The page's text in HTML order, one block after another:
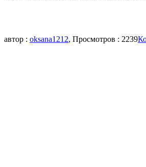
автор : oksana1212, Просмотров : 2239